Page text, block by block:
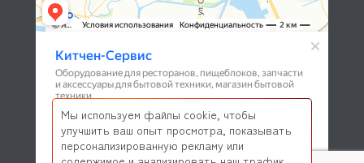
Мы используем файлы cookie, чтобы
улучшить ваш опыт просмотра, показывать
персонализированную рекламу или